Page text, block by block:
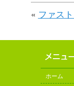
« ファス
ホーム